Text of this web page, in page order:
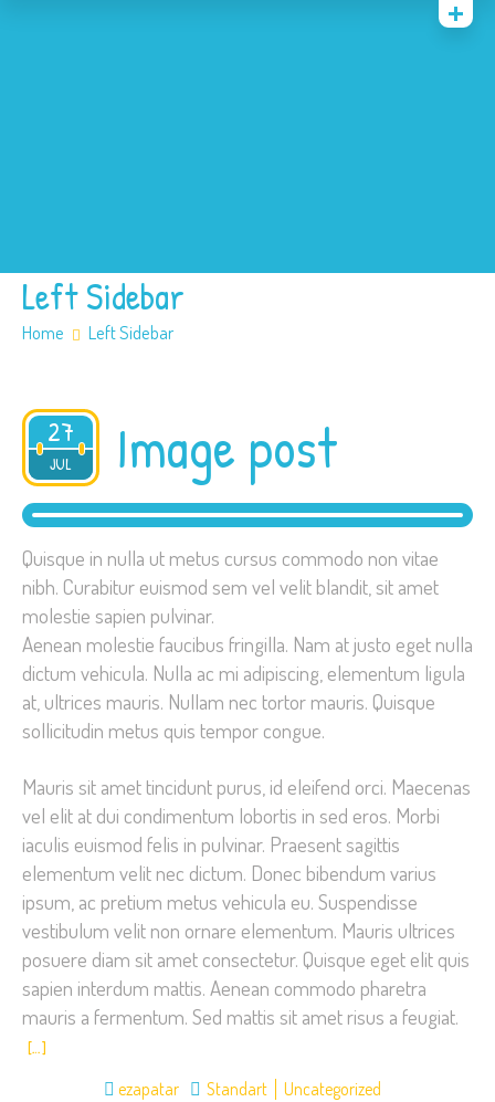
Left Sidebar
Home Left Sidebar
27
JUL
2015 Image post
Quisque in nulla ut metus cursus commodo non vitae
nibh. Curabitur euismod sem vel velit blandit, sit amet
molestie sapien pulvinar.
Aenean molestie faucibus fringilla. Nam at justo eget nulla
dictum vehicula. Nulla ac mi adipiscing, elementum ligula
at, ultrices mauris. Nullam nec tortor mauris. Quisque
sollicitudin metus quis tempor congue.
Mauris sit amet tincidunt purus, id eleifend orci. Maecenas
vel elit at dui condimentum lobortis in sed eros. Morbi
iaculis euismod felis in pulvinar. Praesent sagittis
elementum velit nec dictum. Donec bibendum varius
ipsum, ac pretium metus vehicula eu. Suspendisse
vestibulum velit non ornare elementum. Mauris ultrices
posuere diam sit amet consectetur. Quisque eget elit quis
sapien interdum mattis. Aenean commodo pharetra
mauris a fermentum. Sed mattis sit amet risus a feugiat.
[…]
ezapatar Standart Uncategorized